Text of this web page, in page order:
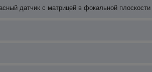
датчик с матрицей в фокальной плоскости